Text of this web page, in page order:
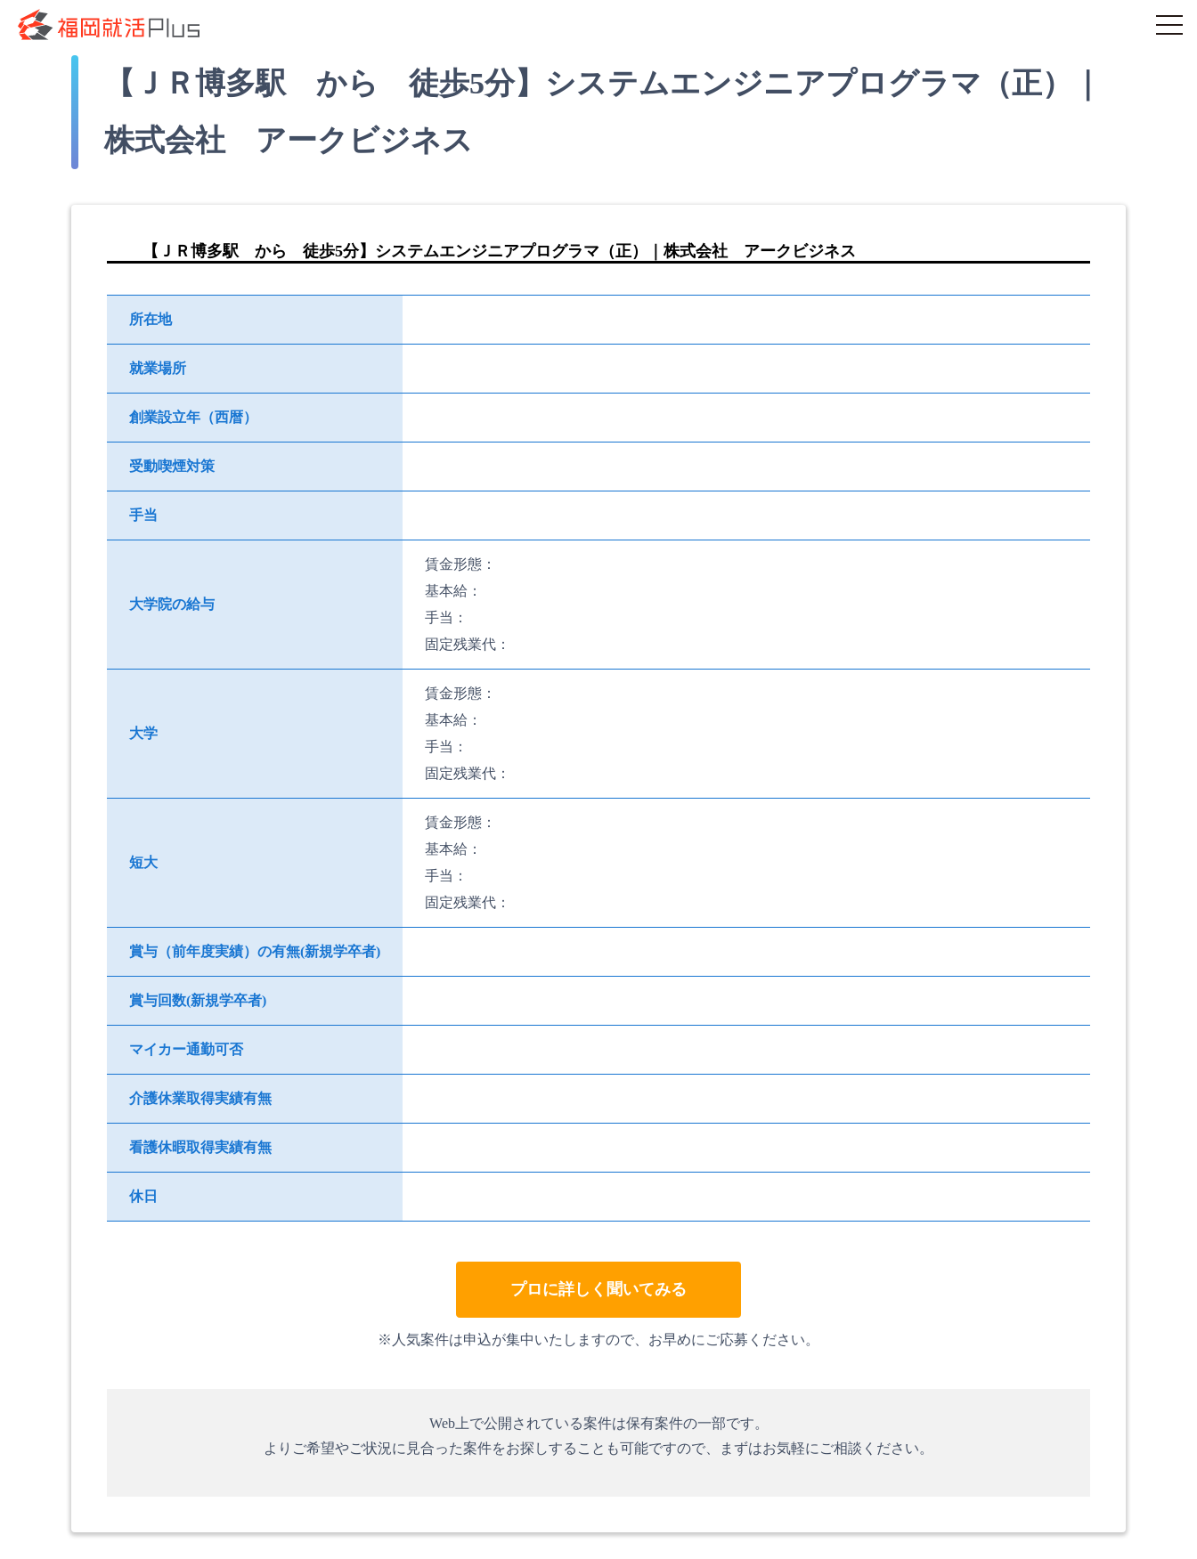
【ＪＲ博多駅 から 徒歩5分】システムエンジニアプログラマ（正）｜
株式会社 アークビジネス
【ＪＲ博多駅 から 徒歩5分】システムエンジニアプログラマ（正）｜株式会社 アークビジネス
所在地
就業場所
創業設立年（西暦）
受動喫煙対策
手当
大学院の給与
賃金形態：
基本給：
手当：
固定残業代：
大学
賃金形態：
基本給：
手当：
固定残業代：
短大
賃金形態：
基本給：
手当：
固定残業代：
賞与（前年度実績）の有無(新規学卒者)
賞与回数(新規学卒者)
マイカー通勤可否
介護休業取得実績有無
看護休暇取得実績有無
休日
プロに詳しく聞いてみる
※人気案件は申込が集中いたしますので、お早めにご応募ください。
Web上で公開されている案件は保有案件の一部です。
よりご希望やご状況に見合った案件をお探しすることも可能ですので、まずはお気軽にご相談ください。